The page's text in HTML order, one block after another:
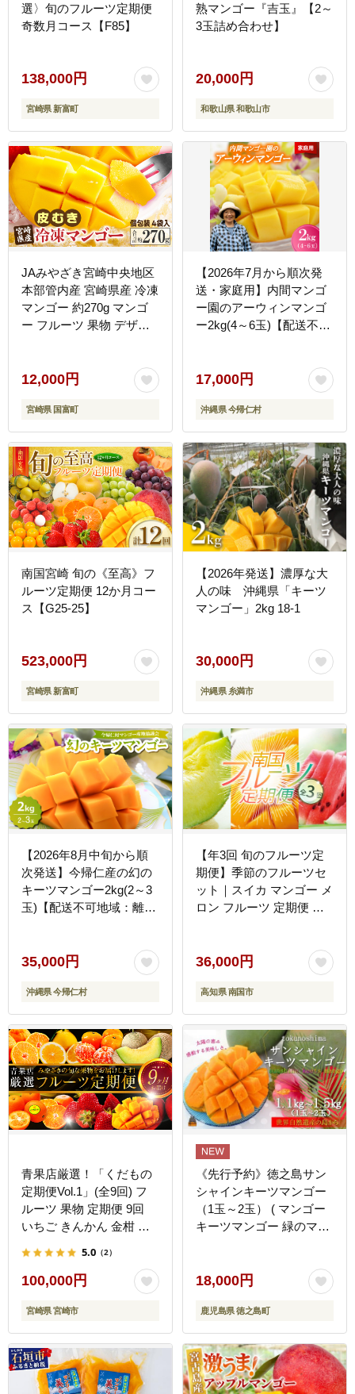
選〉旬のフルーツ定期便
奇数月コース【F85】
138,000円
宮崎県 新富町
熟マンゴー『吉玉』【2～
3玉詰め合わせ】
20,000円
和歌山県 和歌山市
JAみやざき宮崎中央地区
本部管内産 宮崎県産 冷凍
マンゴー 約270g マンゴ
ー フルーツ 果物 デザー
カット済み 冷凍 お取り寄
12,000円
宮崎県 国富町
【2026年7月から順次発
送・家庭用】内間マンゴ
ー園のアーウィンマンゴ
ー2kg(4～6玉)【配送不可
17,000円
沖縄県 今帰仁村
南国宮崎 旬の《至高》フ
ルーツ定期便 12か月コー
ス【G25-25】
523,000円
宮崎県 新富町
【2026年発送】濃厚な大
人の味 沖縄県「キーツ
マンゴー」2kg 18-1
30,000円
沖縄県 糸満市
【2026年8月中旬から順
次発送】今帰仁産の幻の
キーツマンゴー2kg(2～3
玉)【配送不可地域：離
35,000円
沖縄県 今帰仁村
【年3回 旬のフルーツ定
期便】季節のフルーツセ
ット｜スイカ マンゴー メ
ロン フルーツ 定期便 ふ
冬フルーツ くだもの 贈答
ギフト 人気 おすすめ 高
知県 南国市
36,000円
高知県 南国市
青果店厳選！「くだもの
定期便Vol.1」(全9回) フ
ルーツ 果物 定期便 9回
いちご きんかん 金柑 た
メロン みかん 温州みかん
不知火 柑橘 柑橘類 青果
物 青果 グルメ お取り寄
せ ギフト
5.0 （2）
100,000円
宮崎県 宮崎市
《先行予約》徳之島サン
シャインキーツマンゴー
（1玉～2玉） ( マンゴー
キーツマンゴー 緑のマン
甘い 美味しい 島 ）
18,000円
鹿児島県 徳之島町